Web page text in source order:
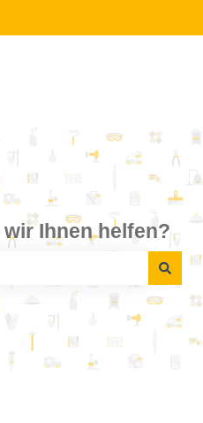
anzeigen
Ihnen helfen?
das Suchfeld leer ist.